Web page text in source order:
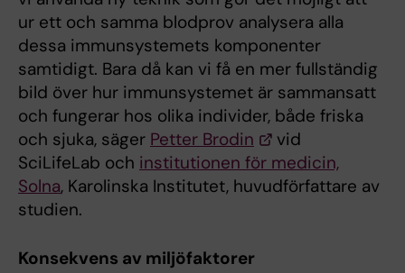
ur ett och samma blodprov analysera alla
dessa immunsystemets komponenter
samtidigt. Bara då kan vi få en mer fullständig
bild över hur immunsystemet är sammansatt
och fungerar hos olika individer, både friska
och sjuka, säger Petter Brodin
vid
SciLifeLab och institutionen för medicin,
Solna, Karolinska Institutet, huvudförfattare av
studien.
Konsekvens av miljöfaktorer